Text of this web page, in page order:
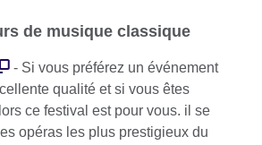
de musique classique
- Si vous préférez un événement
qualité et si vous êtes
ce festival est pour vous. il se
opéras les plus prestigieux du